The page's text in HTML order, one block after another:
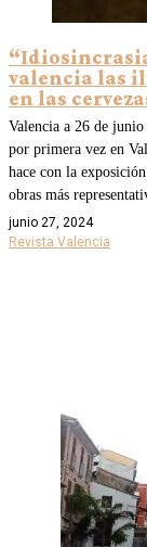
valencia las
en las
Valencia a 26 de
por primera vez en
hace con la
obras más
junio 27, 2024
Revista Valencia